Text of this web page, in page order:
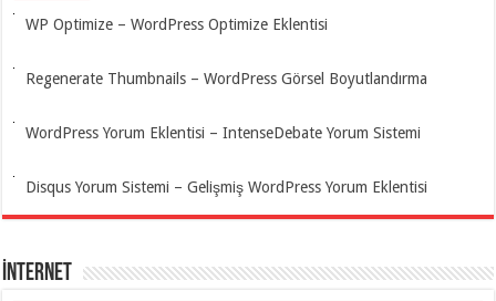
WP Optimize – WordPress Optimize Eklentisi
Regenerate Thumbnails – WordPress Görsel Boyutlandırma
WordPress Yorum Eklentisi – IntenseDebate Yorum Sistemi
Disqus Yorum Sistemi – Gelişmiş WordPress Yorum Eklentisi
İNTERNET